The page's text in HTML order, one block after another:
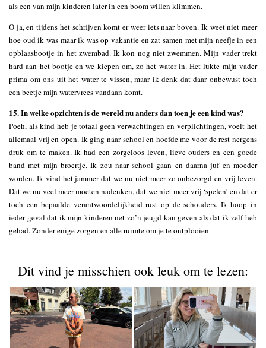
als een van mijn kinderen later in een boom willen klimmen.
O ja, en tijdens het schrijven komt er weer iets naar boven. Ik weet niet meer
hoe oud ik was maar ik was op vakantie en zat samen met mijn neefje in een
opblaasbootje in het zwembad. Ik kon nog niet zwemmen. Mijn vader trekt
hard aan het bootje en we kiepen om, zo het water in. Het lukte mijn vader
prima om ons uit het water te vissen, maar ik denk dat daar onbewust toch
een beetje mijn watervrees vandaan komt.
15. In welke opzichten is de wereld nu anders dan toen je een kind was?
Poeh, als kind heb je totaal geen verwachtingen en verplichtingen, voelt het
allemaal vrij en open. Ik ging naar school en hoefde me voor de rest nergens
druk om te maken. Ik had een zorgeloos leven, lieve ouders en een goede
band met mijn broertje. Ik zou naar school gaan en daarna juf en moeder
worden. Ik vind het jammer dat we nu niet meer zo onbezorgd en vrij leven.
Dat we nu veel meer moeten nadenken, dat we niet meer vrij ‘spelen’ en dat er
toch een bepaalde verantwoordelijkheid rust op de schouders. Ik hoop in
ieder geval dat ik mijn kinderen net zo’n jeugd kan geven als dat ik zelf heb
gehad. Zonder enige zorgen en alle ruimte om je te ontplooien.
Dit vind je misschien ook leuk om te lezen: